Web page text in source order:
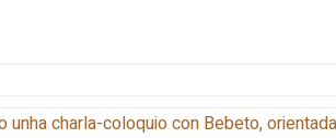
charla-coloquio con Bebeto,